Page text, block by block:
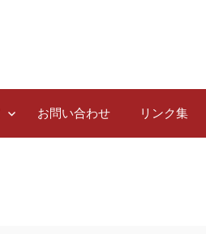
お問い合わせ リンク集